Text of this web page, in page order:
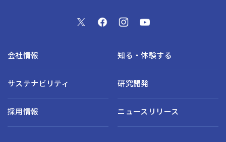
会社情報 知る・体験する
サステナビリティ 研究開発
採用情報 ニュースリリース